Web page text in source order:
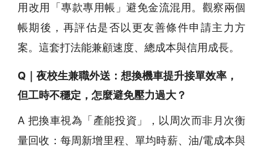
用改用「專款專用帳」避免金流混用。觀察兩個
帳期後，再評估是否以更友善條件申請主力方
案。這套打法能兼顧速度、總成本與信用成長。
Q｜夜校生兼職外送：想換機車提升接單效率，
但工時不穩定，怎麼避免壓力過大？
A 把換車視為「產能投資」，以周次而非月次衡
量回收：每周新增里程、單均時薪、油/電成本與